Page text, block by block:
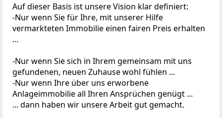
Auf dieser Basis ist unsere Vision klar definiert:
-Nur wenn Sie für Ihre, mit unserer Hilfe
vermarkteten Immobilie einen fairen Preis erhalten
...
-Nur wenn Sie sich in Ihrem gemeinsam mit uns
gefundenen, neuen Zuhause wohl fühlen ...
-Nur wenn Ihre über uns erworbene
Anlageimmobilie all Ihren Ansprüchen genügt ...
... dann haben wir unsere Arbeit gut gemacht.